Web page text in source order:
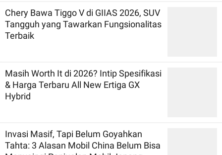
Chery Bawa Tiggo V di GIIAS 2026, SUV
Tangguh yang Tawarkan Fungsionalitas
Terbaik
Masih Worth It di 2026? Intip Spesifikasi
& Harga Terbaru All New Ertiga GX
Hybrid
Invasi Masif, Tapi Belum Goyahkan
Tahta: 3 Alasan Mobil China Belum Bisa